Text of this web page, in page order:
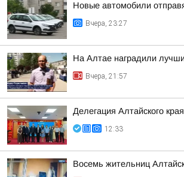
Новые автомобили
Вчера, 23:27
На Алтае наградили
Вчера, 21:57
Делегация Алтайского
12:33
Восемь жительниц